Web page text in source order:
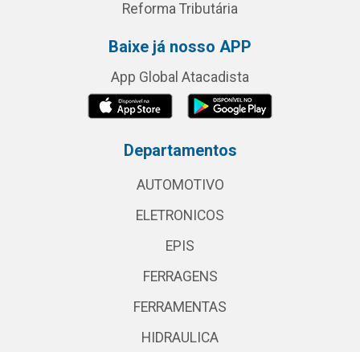
Reforma Tributária
Baixe já nosso APP
App Global Atacadista
Departamentos
AUTOMOTIVO
ELETRONICOS
EPIS
FERRAGENS
FERRAMENTAS
HIDRAULICA